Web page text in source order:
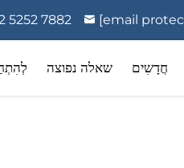
5252 7882 [email
חֲדָשִים שאלה נפוצה